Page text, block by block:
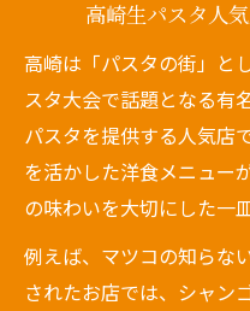
群馬の洋食パス
洋食好きが注目す
見
洋食ファン必
向
新定番となる洋
イント
話題の高崎パ
高崎生パスタ人
高崎は「パスタの街」と
スタ大会で話題となる有
パスタを提供する人気店
を活かした洋食メニュー
の味わいを大切にした一
例えば、マツコの知らな
されたお店では、シャン